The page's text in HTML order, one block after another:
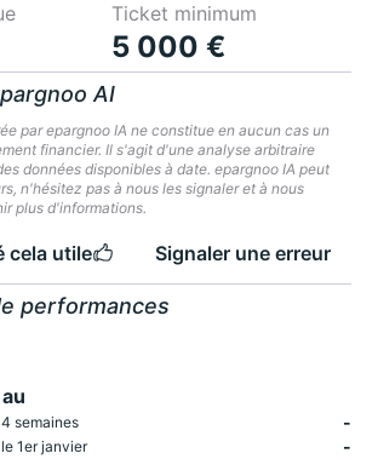
Ticket minimum
5 000 €
AI
par epargnoo IA ne constitue en aucun cas un
financier. Il s'agit d'une analyse arbitraire
données disponibles à date. epargnoo IA peut
n'hésitez pas à nous les signaler et à nous
plus d'informations.
cela utile Signaler une erreur
performances
semaines -
1er janvier -